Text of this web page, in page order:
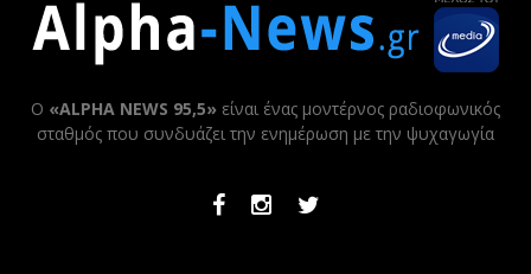
Ο «ALPHA NEWS 95,5» είναι ένας μοντέρνος ραδιοφωνικός
σταθμός που συνδυάζει την ενημέρωση με την ψυχαγωγία
FacebookInstagramTwitter